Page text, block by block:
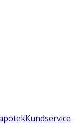
Kundservice